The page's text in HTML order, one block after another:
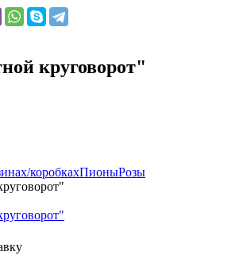
круговорот"
коробкахПионыРозы